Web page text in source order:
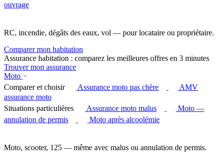
ouvrage
RC, incendie, dégâts des eaux, vol — pour locataire ou propriétaire.
Comparer mon habitation
Assurance habitation : comparez les meilleures offres en 3 minutes
Trouver mon assurance
Moto
Comparer et choisir
Assurance moto pas chère
AMV
assurance moto
Situations particulières
Assurance moto malus
Moto —
annulation de permis
Moto après alcoolémie
Moto, scooter, 125 — même avec malus ou annulation de permis.